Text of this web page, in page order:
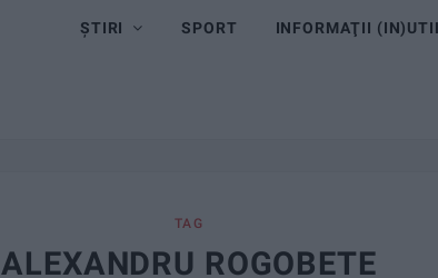
ȘTIRI SPORT INFORMAŢII
TAG
ALEXANDRU ROGOBETE